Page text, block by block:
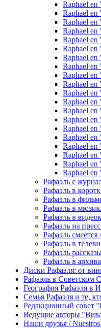
Raphael en
Raphael
Raphael en
Raphael en
Raphael en
Raphael en
Raphael
Raphael en
Raphael en
Raphael
Raphael en
Raphael en
Raphael
Raphael
Raphael en
Raphael
Raphael
Raphael
Raphael en
Raphael en
Рафаэль с
Рафаэль в
Рафаэль в
Рафаэль в
Рафаэль в
Рафаэль на
Рафаэль смеется
Рафаэль в
Рафаэль
Рафаэль в
Диски Рафаэля: от
Рафаэль в Советском
География Рафаэля в
Семья Рафаэля и те,
Редакционный совет
Ведущие авторы
Наши друзья /